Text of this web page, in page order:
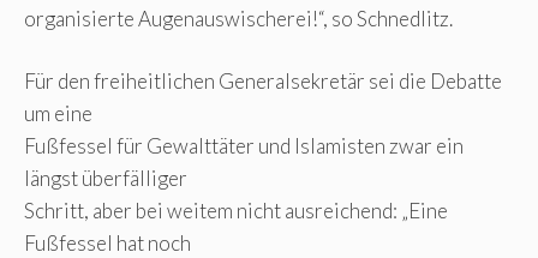
organisierte Augenauswischerei!“, so Schnedlitz.
Für den freiheitlichen Generalsekretär sei die Debatte
um eine
Fußfessel für Gewalttäter und Islamisten zwar ein
längst überfälliger
Schritt, aber bei weitem nicht ausreichend: „Eine
Fußfessel hat noch